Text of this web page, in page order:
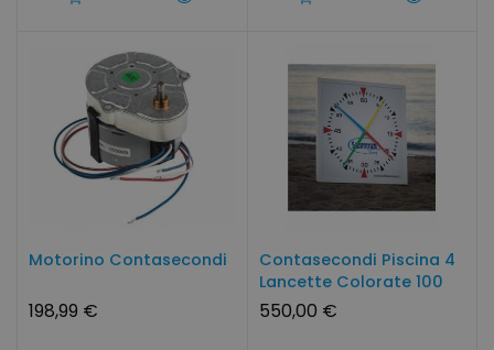
Motorino Contasecondi
198,99 €
Contasecondi Piscina 4
Lancette Colorate 100
Cm
550,00 €